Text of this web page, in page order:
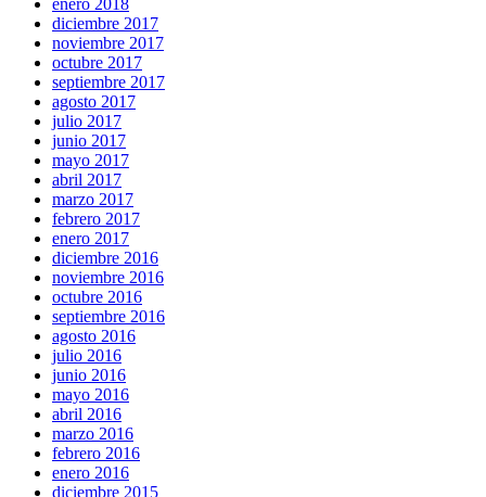
enero 2018
diciembre 2017
noviembre 2017
octubre 2017
septiembre 2017
agosto 2017
julio 2017
junio 2017
mayo 2017
abril 2017
marzo 2017
febrero 2017
enero 2017
diciembre 2016
noviembre 2016
octubre 2016
septiembre 2016
agosto 2016
julio 2016
junio 2016
mayo 2016
abril 2016
marzo 2016
febrero 2016
enero 2016
diciembre 2015